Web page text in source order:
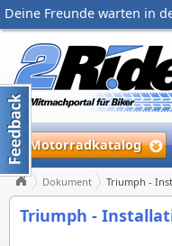
Deine Freunde warten in
Motorradkatalog
Dokument Triumph -
Triumph -